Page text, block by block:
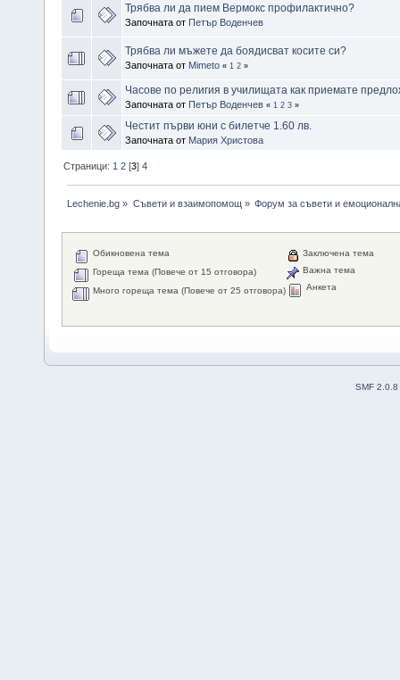
Трябва ли да пием Вермокс профилактично?
Започната от Петър Воденчев
Трябва ли мъжете да боядисват косите си?
Започната от Mimeto « 1 2 »
Часове по религия в училищата как приемате
Започната от Петър Воденчев « 1 2 3 »
Честит първи юни с билетче 1.60 лв.
Започната от Мария Христова
Страници: 1 2 [3]4
Lechenie.bg » Съвети и взаимопомощ » Форум за съвети и
Обикновена тема
Гореща тема (Повече от 15 отговора)
Много гореща тема (Повече от 25 отговора)
Заключена тема
Важна тема
Анкета
SMF 2.0.8